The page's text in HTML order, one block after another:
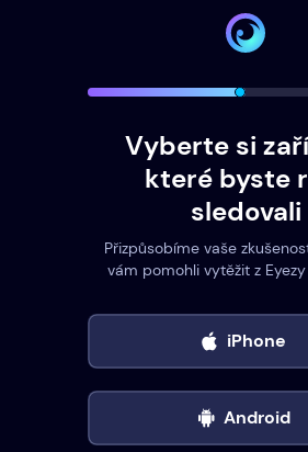
Vyberte si
které byste
sledovali
Přizpůsobíme vaše
vám pomohli vytěžit z
iPhone
Android